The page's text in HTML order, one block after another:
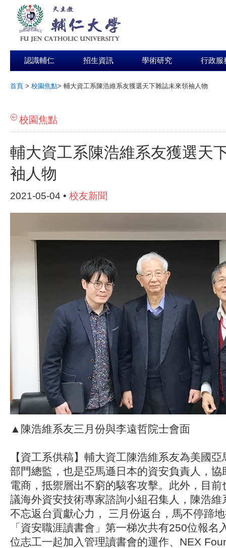
認識輔仁 招生資訊 學術研究 行政服
首頁 > 校園焦點> 輔大資工系陳浩維系友獲選天下雜誌未來領袖人物
校園焦點
輔大資工系陳浩維系友獲選天
袖人物
2021-05-04 • 校友新聞
▲陳浩維系友三月份與李遠哲院士會面
【資工系供稿】輔大資工陳浩維系友為美國
部門總監，也是亞馬遜日本的資安負責人，協
電商，抵禦層出不窮的駭客攻擊。此外，目
議海外資安技術專家諮詢小組召集人，陳浩維
不忘返台貢獻心力， 三月份返台，馬不停蹄
「資安職涯讀書會」第一梯次共有250位報名
位志工一起加入管理讀書會的運作、NEX